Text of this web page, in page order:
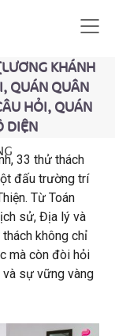
KHÁNH
QUÁN QUÂN
HỎI, QUÁN
DIỆN
33 thử thách
đấu trường trí
Từ Toán
sử, Địa lý và
không chỉ
mà còn đòi hỏi
và sự vững vàng